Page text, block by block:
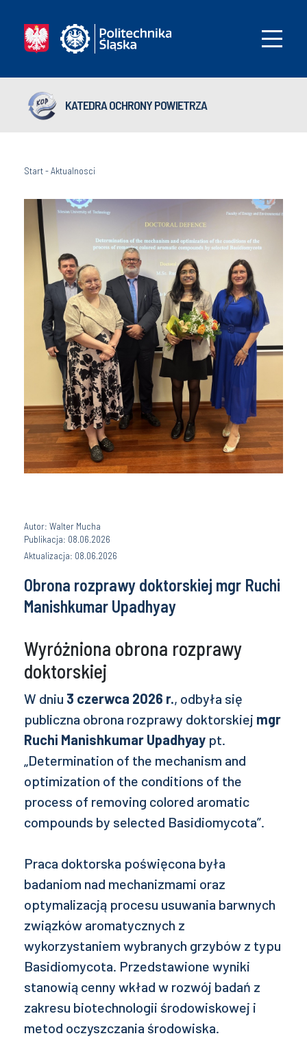
KATEDRA OCHRONY POWIETRZA
Start-Aktualnosci
Autor: Walter Mucha
Publikacja: 08.06.2026
Aktualizacja: 08.06.2026
Obrona rozprawy doktorskiej mgr Ruchi
Manishkumar Upadhyay
Wyróżniona obrona rozprawy
doktorskiej
W dniu 3 czerwca 2026 r., odbyła się
publiczna obrona rozprawy doktorskiej mgr
Ruchi Manishkumar Upadhyay pt.
„Determination of the mechanism and
optimization of the conditions of the
process of removing colored aromatic
compounds by selected Basidiomycota”.
Praca doktorska poświęcona była
badaniom nad mechanizmami oraz
optymalizacją procesu usuwania barwnych
związków aromatycznych z
wykorzystaniem wybranych grzybów z typu
Basidiomycota. Przedstawione wyniki
stanowią cenny wkład w rozwój badań z
zakresu biotechnologii środowiskowej i
metod oczyszczania środowiska.